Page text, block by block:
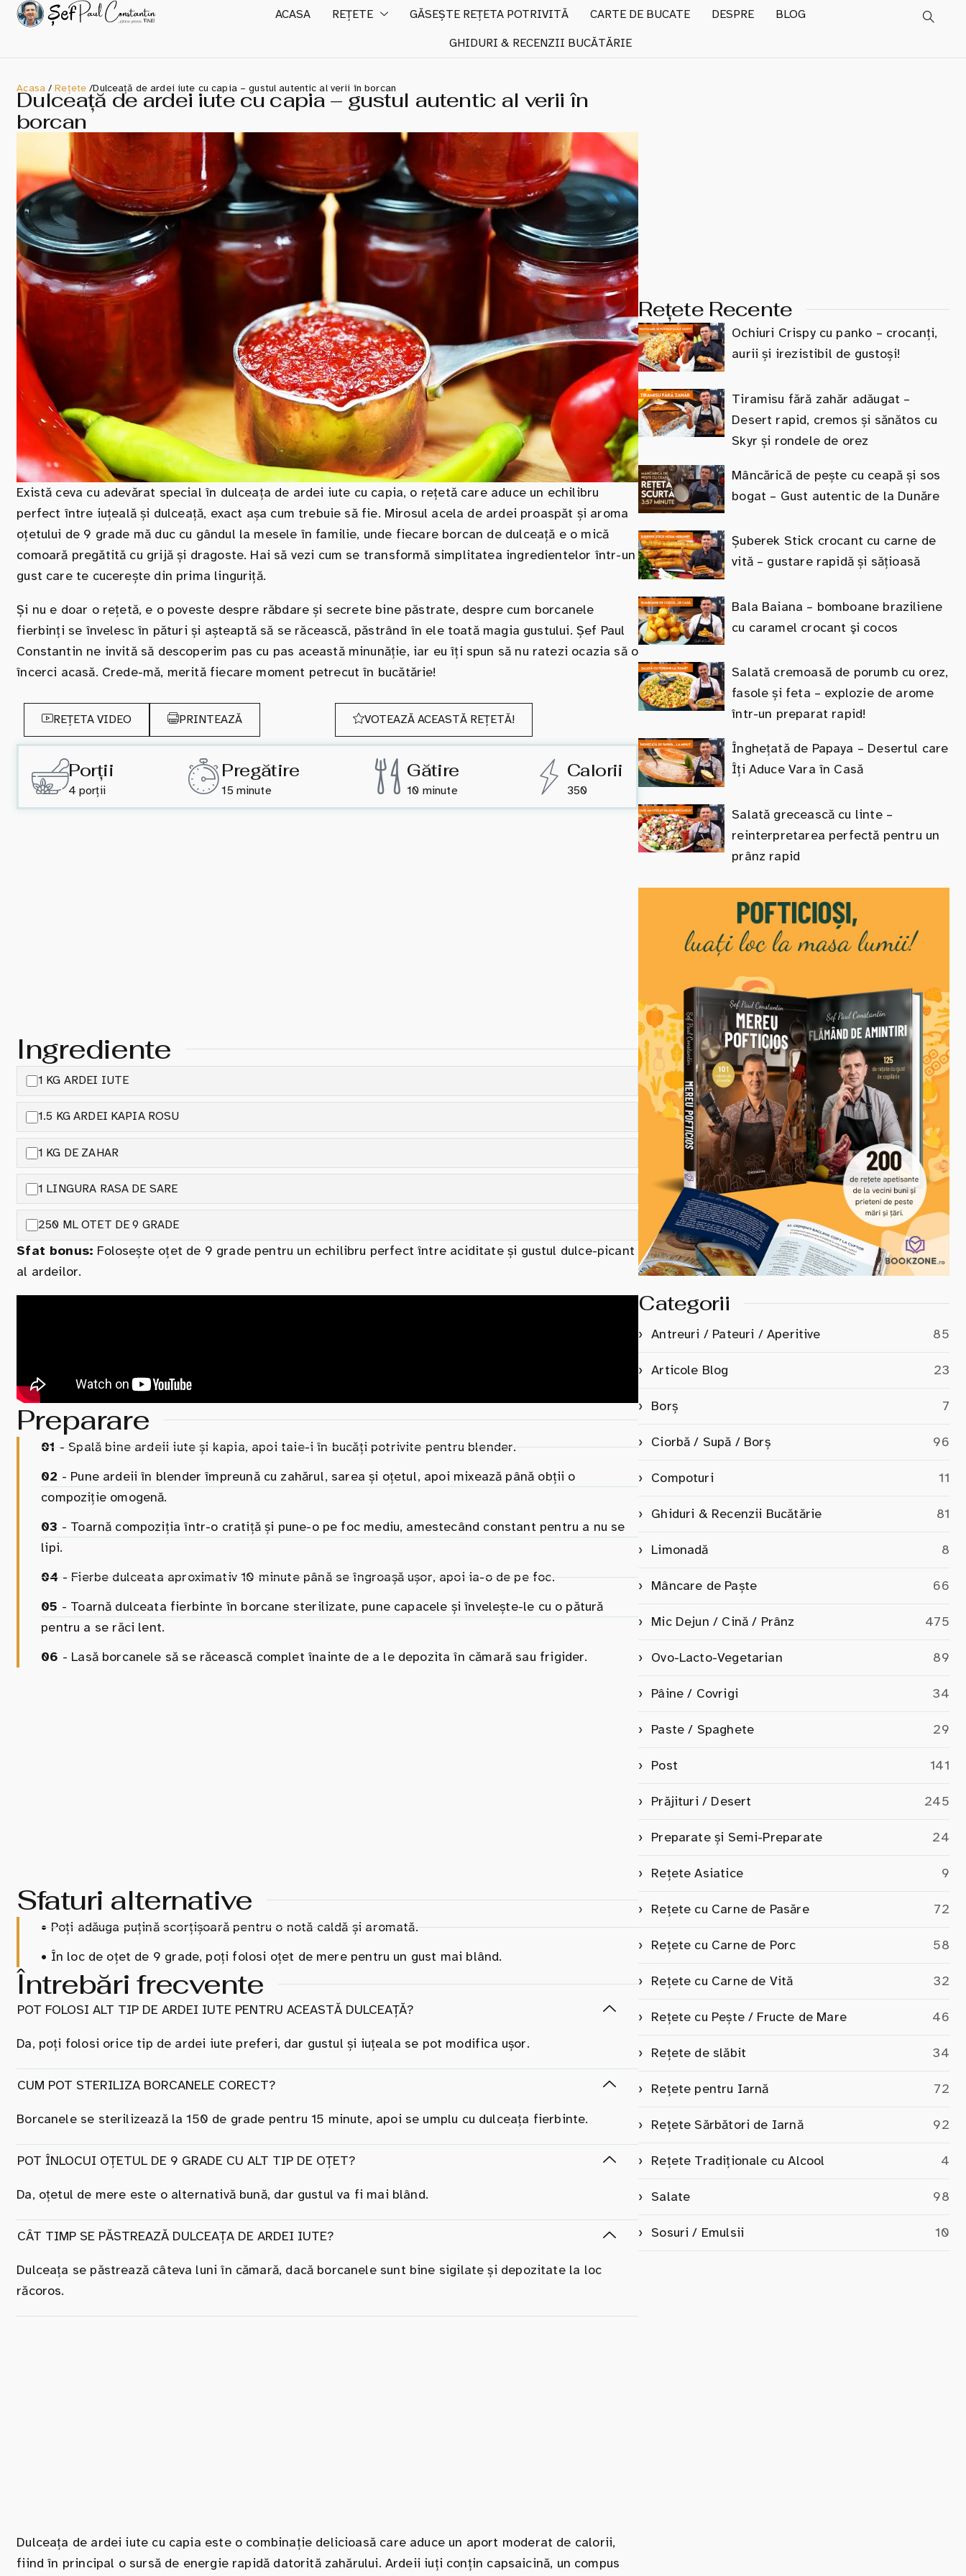
ACASA REȚETE GĂSEȘTE REȚETA POTRIVITĂ CARTE DE BUCATE DESPRE
BLOG
GHIDURI & RECENZII BUCĂTĂRIE
Acasa/Rețete /Dulceață de ardei iute cu capia – gustul autentic al verii în borcan
Dulceață de ardei iute cu capia – gustul autentic al verii în
borcan
Există ceva cu adevărat special în dulceața de ardei iute cu capia, o rețetă care aduce un echilibru
perfect între iuțeală și dulceață, exact așa cum trebuie să fie. Mirosul acela de ardei proaspăt și aroma
oțetului de 9 grade mă duc cu gândul la mesele în familie, unde fiecare borcan de dulceață e o mică
comoară pregătită cu grijă și dragoste. Hai să vezi cum se transformă simplitatea ingredientelor într-un
gust care te cucerește din prima linguriță.
Și nu e doar o rețetă, e o poveste despre răbdare și secrete bine păstrate, despre cum borcanele
fierbinți se învelesc în pături și așteaptă să se răcească, păstrând în ele toată magia gustului. Șef Paul
Constantin ne invită să descoperim pas cu pas această minunăție, iar eu îți spun să nu ratezi ocazia să o
încerci acasă. Crede-mă, merită fiecare moment petrecut în bucătărie!
REȚETA VIDEO PRINTEAZĂ VOTEAZĂ ACEASTĂ REȚETĂ!
Porții
4 porții
Pregătire
15 minute
Gătire
10 minute
Calorii
350
Ingrediente
1 KG ARDEI IUTE
1.5 KG ARDEI KAPIA ROSU
1 KG DE ZAHAR
1 LINGURA RASA DE SARE
250 ML OTET DE 9 GRADE
Sfat bonus: Folosește oțet de 9 grade pentru un echilibru perfect între aciditate și gustul dulce-picant
al ardeilor.
Preparare
01- Spală bine ardeii iute și kapia, apoi taie-i în bucăți potrivite pentru blender.
02 - Pune ardeii în blender împreună cu zahărul, sarea și oțetul, apoi mixează până obții o
compoziție omogenă.
03 - Toarnă compoziția într-o cratiță și pune-o pe foc mediu, amestecând constant pentru a nu se
lipi.
04- Fierbe dulceata aproximativ 10 minute până se îngroașă ușor, apoi ia-o de pe foc.
05 - Toarnă dulceata fierbinte în borcane sterilizate, pune capacele și învelește-le cu o pătură
pentru a se răci lent.
06 - Lasă borcanele să se răcească complet înainte de a le depozita în cămară sau frigider.
Sfaturi alternative
•Poți adăuga puțină scorțișoară pentru o notă caldă și aromată.
• În loc de oțet de 9 grade, poți folosi oțet de mere pentru un gust mai blând.
Întrebări frecvente
POT FOLOSI ALT TIP DE ARDEI IUTE PENTRU ACEASTĂ DULCEAȚĂ?
Da, poți folosi orice tip de ardei iute preferi, dar gustul și iuțeala se pot modifica ușor.
CUM POT STERILIZA BORCANELE CORECT?
Borcanele se sterilizează la 150 de grade pentru 15 minute, apoi se umplu cu dulceața fierbinte.
POT ÎNLOCUI OȚETUL DE 9 GRADE CU ALT TIP DE OȚET?
Da, oțetul de mere este o alternativă bună, dar gustul va fi mai blând.
CÂT TIMP SE PĂSTREAZĂ DULCEAȚA DE ARDEI IUTE?
Dulceața se păstrează câteva luni în cămară, dacă borcanele sunt bine sigilate și depozitate la loc
răcoros.
Dulceața de ardei iute cu capia este o combinație delicioasă care aduce un aport moderat de calorii,
fiind în principal o sursă de energie rapidă datorită zahărului. Ardeii iuți conțin capsaicină, un compus
Rețete Recente
Ochiuri Crispy cu panko – crocanți,
aurii și irezistibil de gustoși!
Tiramisu fără zahăr adăugat –
Desert rapid, cremos și sănătos cu
Skyr și rondele de orez
Mâncărică de pește cu ceapă și sos
bogat – Gust autentic de la Dunăre
Șuberek Stick crocant cu carne de
vită – gustare rapidă și sățioasă
Bala Baiana – bomboane braziliene
cu caramel crocant şi cocos
Salată cremoasă de porumb cu orez,
fasole și feta – explozie de arome
într-un preparat rapid!
Înghețată de Papaya – Desertul care
Îți Aduce Vara în Casă
Salată grecească cu linte –
reinterpretarea perfectă pentru un
prânz rapid
Categorii
Antreuri / Pateuri / Aperitive 85
Articole Blog 23
Borș 7
Ciorbă / Supă / Borș 96
Compoturi 11
Ghiduri & Recenzii Bucătărie 81
Limonadă 8
Mâncare de Paște 66
Mic Dejun / Cină / Prânz 475
Ovo-Lacto-Vegetarian 89
Pâine / Covrigi 34
Paste / Spaghete 29
Post 141
Prăjituri / Desert 245
Preparate și Semi-Preparate 24
Rețete Asiatice 9
Rețete cu Carne de Pasăre 72
Rețete cu Carne de Porc 58
Rețete cu Carne de Vită 32
Rețete cu Pește / Fructe de Mare 46
Rețete de slăbit 34
Rețete pentru Iarnă 72
Rețete Sărbători de Iarnă 92
Rețete Tradiționale cu Alcool 4
Salate 98
Sosuri / Emulsii 10